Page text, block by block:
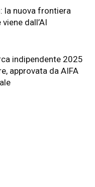
la nuova frontiera
dall’AI
indipendente 2025
approvata da AIFA